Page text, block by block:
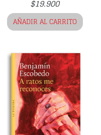
$19.900
AÑADIR AL CARRITO